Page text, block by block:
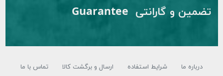
تضمین و گارانتی Guarantee
درباره ما شرایط استفاده ارسال و برگشت کالا
تماس با ما